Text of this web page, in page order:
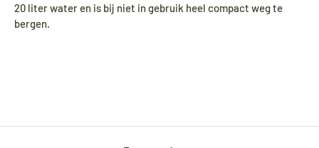
20 liter water en is bij niet in gebruik heel compact weg te
bergen.